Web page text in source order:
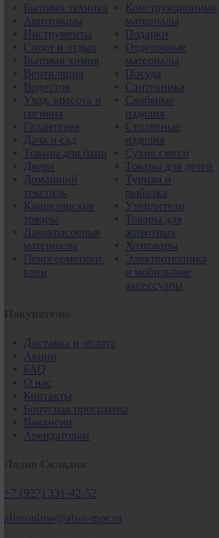
Бытовая техника
Автотовары
Инструменты
Спорт и отдых
Бытовая химия
Вентиляция
Водосток
Уход, красота и
гигиена
Галантерея
Дача и сад
Товары для бани
Двери
Домашний
текстиль
Канцелярские
товары
Лакокрасочные
материалы
Пеногерметики,
клеи
Конструкционные
материалы
Подарки
Отделочные
материалы
Посуда
Сантехника
Скобяные
изделия
Столярные
изделия
Сухие смеси
Товары для детей
Туризм и
рыбалка
Утеплители
Товары для
животных
Хозтовары
Электротехника
и мобильные
аксессуары
Доставка и оплата
Акции
FAQ
О нас
Контакты
Бонусная программа
Вакансии
Арендаторам
+7 (927) 331-42-52
alissonline@aliss-mpr.ru